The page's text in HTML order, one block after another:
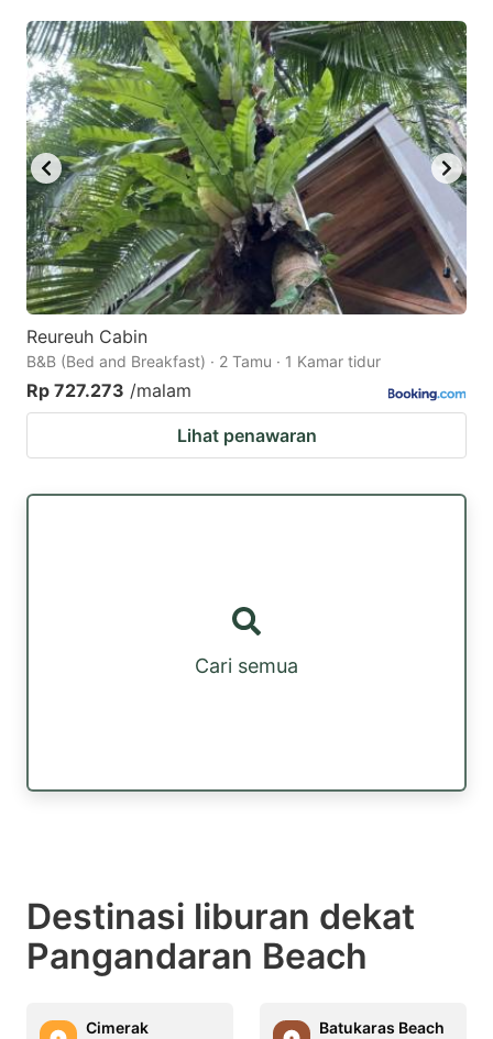
Reureuh Cabin
B&B (Bed and Breakfast) · 2 Tamu · 1 Kamar tidur
Rp 727.273 /malam
Lihat penawaran
Cari semua
Destinasi liburan dekat
Pangandaran Beach
Cimerak
Batukaras Beach